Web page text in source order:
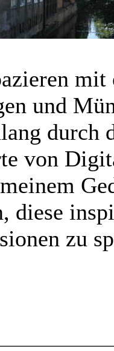
mit
und
durch
von
diese
zu